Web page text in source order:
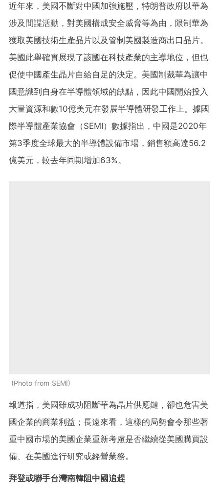
近年來，美國不斷對中國加強施壓，特朗普政府以華為
涉及間諜活動，對美國構成安全威脅等為由，限制華為
獲取美國技術生產晶片以及管制美國製造商出口晶片。
美國此舉確實展現了該國在科技產業的主導地位，但也
促使中國產生晶片自給自足的決定。美國制裁華為讓中
國意識到自身在半導體領域的缺點，因此中國開始投入
大量資源和數10億美元在發展半導體研發工作上。據國
際半導體產業協會（SEMI）數據指出，中國是2020年
第3季度全球最大的半導體設備市場，銷售額高達56.2
億美元，較去年同期增加63%。
Photo from SEMI
報道指，美國雖成功阻斷華為晶片供應鏈，卻也危害美
國企業的商業利益；長遠來看，這樣的局勢會令那些著
重中國市場的美國企業重新考慮是否繼續從美國購買設
備、在美國進行研究或經營業務。
拜登或聯手台灣南韓阻中國追趕